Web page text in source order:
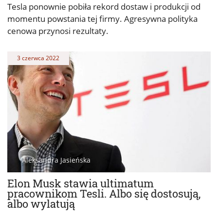
Tesla ponownie pobiła rekord dostaw i produkcji od
momentu powstania tej firmy. Agresywna polityka
cenowa przynosi rezultaty.
Elon Musk stawia ultimatum
pracownikom Tesli. Albo się dostosują,
albo wylatują
3 czerwca 2022
Aleksandra Jasieńska